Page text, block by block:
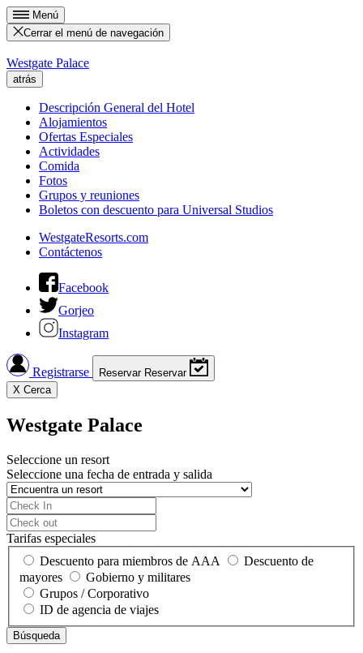
Menú
Cerrar el menú de navegación
Westgate Palace
atrás
Descripción General del Hotel
Alojamientos
Ofertas Especiales
Actividades
Comida
Fotos
Grupos y reuniones
Boletos con descuento para Universal Studios
WestgateResorts.com
Contáctenos
Facebook
Gorjeo
Instagram
Registrarse Reservar Reservar
X Cerca
Westgate Palace
Seleccione un resort
Seleccione una fecha de entrada y salida
Tarifas especiales
Descuento para miembros de AAA
Descuento de
mayores
Gobierno y militares
Grupos / Corporativo
ID de agencia de viajes